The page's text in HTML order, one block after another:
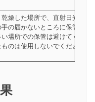
燥した場所で、直射日光を避
の届かないところに保管して
場所での保管は避けてくださ
のは使用しないでください。